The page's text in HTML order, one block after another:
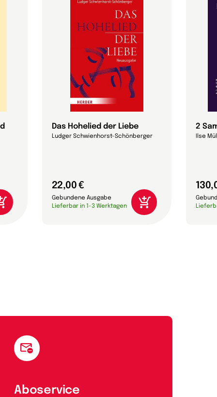
Das Hohelied der Liebe
Ludger Schwienhorst-Schönberger
22,00 €
Gebundene Ausgabe
Lieferbar in 1-3 Werktagen
2
Ilse
Aboservice